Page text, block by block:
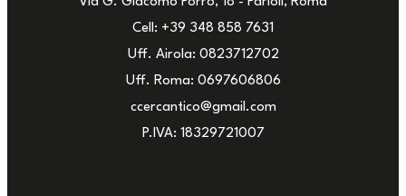
Cell: +39 348 858 7631
Uff. Airola: 0823712702
Uff. Roma: 0697606806
ccercantico@gmail.com
P.IVA: 18329721007